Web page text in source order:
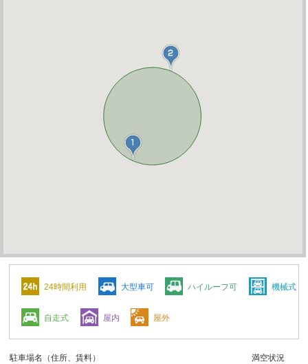
24時間利用 大型車可 ハイルーフ可 機械式
自走式 屋内 屋外
駐車場名（住所、賃料）
満空状況